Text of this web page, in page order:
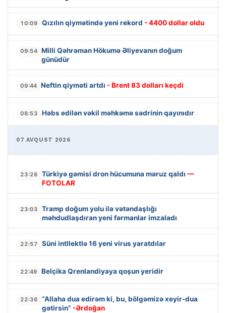
10:09 Qızılın qiymətində yeni rekord - 4400 dollar oldu
09:54 Milli Qəhrəman Hökumə Əliyevanın doğum
günüdür
09:44 Neftin qiyməti artdı - Brent 83 dolları keçdi
08:53 Həbs edilən vəkil məhkəmə sədrinin qayınıdır
07 AVQUST 2026
23:26 Türkiyə gəmisi dron hücumuna məruz qaldı —
FOTOLAR
23:03
Tramp doğum yolu ilə vətəndaşlığı
məhdudlaşdıran yeni fərmanlar imzaladı
22:57 Süni intllektlə 16 yeni virus yaratdılar
22:49 Belçika Qrenlandiyaya qoşun yeridir
22:36
“Allaha dua edirəm ki, bu, bölgəmizə xeyir-dua
gətirsin” -Ərdoğan